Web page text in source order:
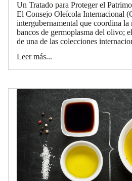
Un Tratado para Proteger el
El Consejo Oleícola Internacional
intergubernamental que coordina la
bancos de germoplasma del olivo;
de una de las colecciones
Leer más...